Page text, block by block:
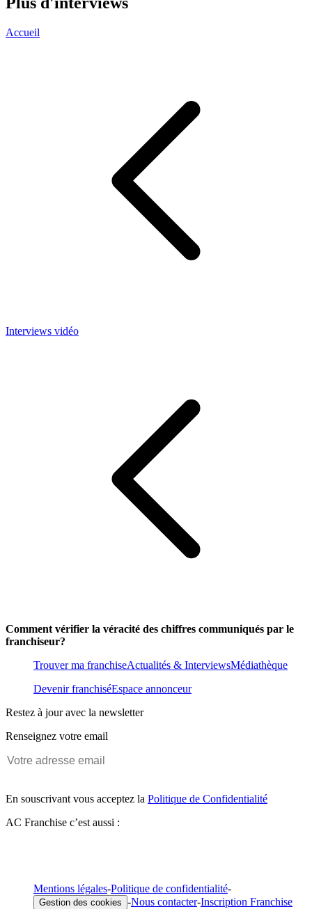
Accueil
Interviews vidéo
Comment vérifier la véracité des chiffres communiqués par le
franchiseur?
Trouver ma franchiseActualités & InterviewsMédiathèque
Devenir franchiséEspace annonceur
Restez à jour avec la newsletter
Renseignez votre email
En souscrivant vous acceptez la Politique de Confidentialité
AC Franchise c’est aussi :
Mentions légales-Politique de confidentialité-
Gestion des cookies -Nous contacter-Inscription Franchise